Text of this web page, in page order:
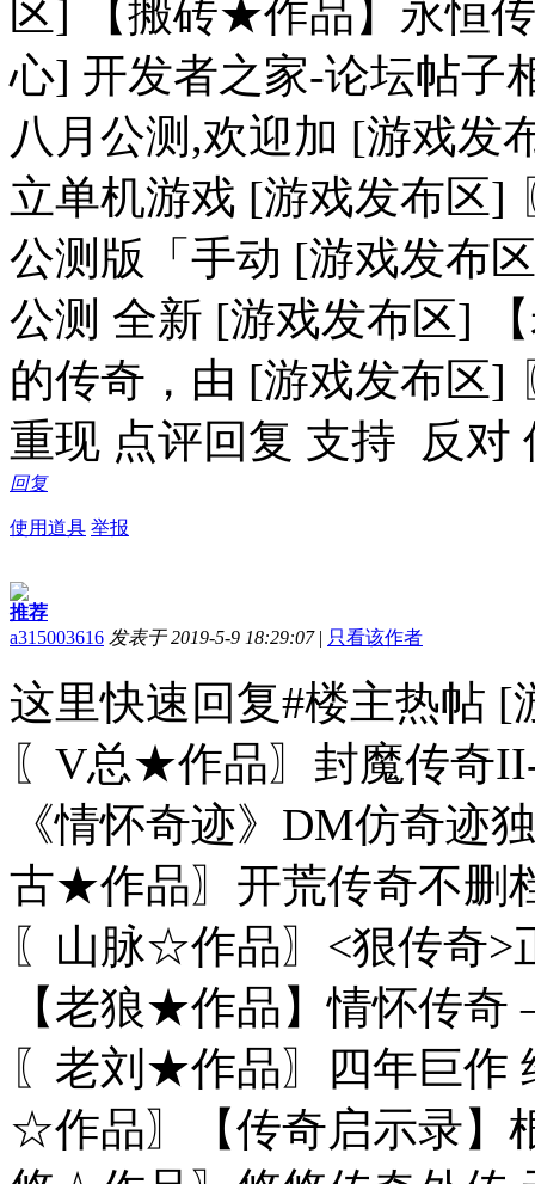
区] 【搬砖★作品】永恒
心] 开发者之家-论坛帖
八月公测,欢迎加 [游戏发
立单机游戏 [游戏发布区]
公测版「手动 [游戏发布
公测 全新 [游戏发布区]
的传奇，由 [游戏发布区]
重现 点评回复 支持 反对
回复
使用道具 举报
推荐
a315003616 发表于 2019-5-9 18:29:07 | 只看该作者
这里快速回复#楼主热帖
〖V总★作品〗封魔传奇
《情怀奇迹》DM仿奇迹
古★作品〗开荒传奇不删
〖山脉☆作品〗<狠传奇>
【老狼★作品】情怀传
〖老刘★作品〗四年巨作
☆作品〗【传奇启示录】